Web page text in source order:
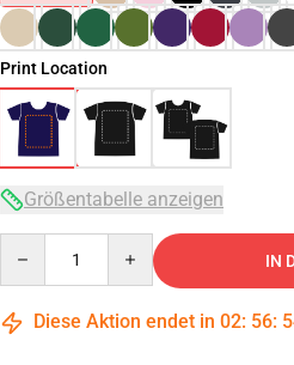
Print Location
Größentabelle anzeigen
IN
Diese Aktion endet in 02: 56: